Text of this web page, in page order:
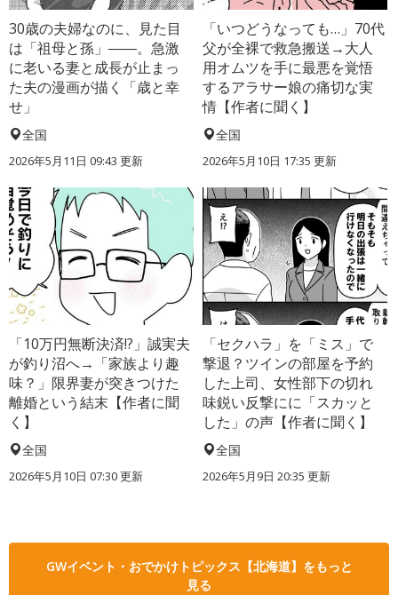
30歳の夫婦なのに、見た目
は「祖母と孫」――。急激
に老いる妻と成長が止まっ
た夫の漫画が描く「歳と幸
せ」
全国
2026年5月11日 09:43 更新
「いつどうなっても…」70代
父が全裸で救急搬送→大人
用オムツを手に最悪を覚悟
するアラサー娘の痛切な実
情【作者に聞く】
全国
2026年5月10日 17:35 更新
「10万円無断決済!?」誠実夫
が釣り沼へ→「家族より趣
味？」限界妻が突きつけた
離婚という結末【作者に聞
く】
全国
2026年5月10日 07:30 更新
「セクハラ」を「ミス」で
撃退？ツインの部屋を予約
した上司、女性部下の切れ
味鋭い反撃にに「スカッと
した」の声【作者に聞く】
全国
2026年5月9日 20:35 更新
GWイベント・おでかけトピックス【北海道】をもっと
見る